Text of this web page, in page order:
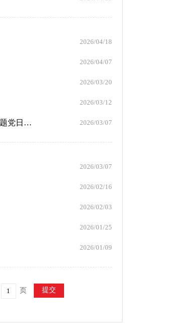
2026/04/18
2026/04/07
2026/03/20
2026/03/12
市统计局党支部、妇委会、工会联合乃东区贡康社区开展环境卫生志愿服务3月主题党日活动 2026/03/07
2026/03/07
2026/02/16
2026/02/03
2026/01/25
2026/01/09
页 提交